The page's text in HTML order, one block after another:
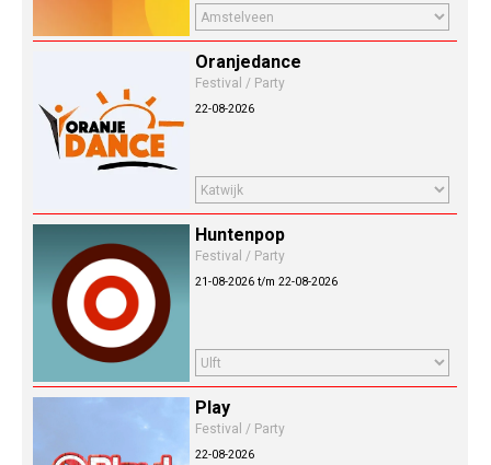
Oranjedance
Festival / Party
22-08-2026
Huntenpop
Festival / Party
21-08-2026 t/m 22-08-2026
Play
Festival / Party
22-08-2026